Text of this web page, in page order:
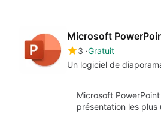
Microsoft
3 Gratuit
Un logiciel de
Microsoft
présentation les